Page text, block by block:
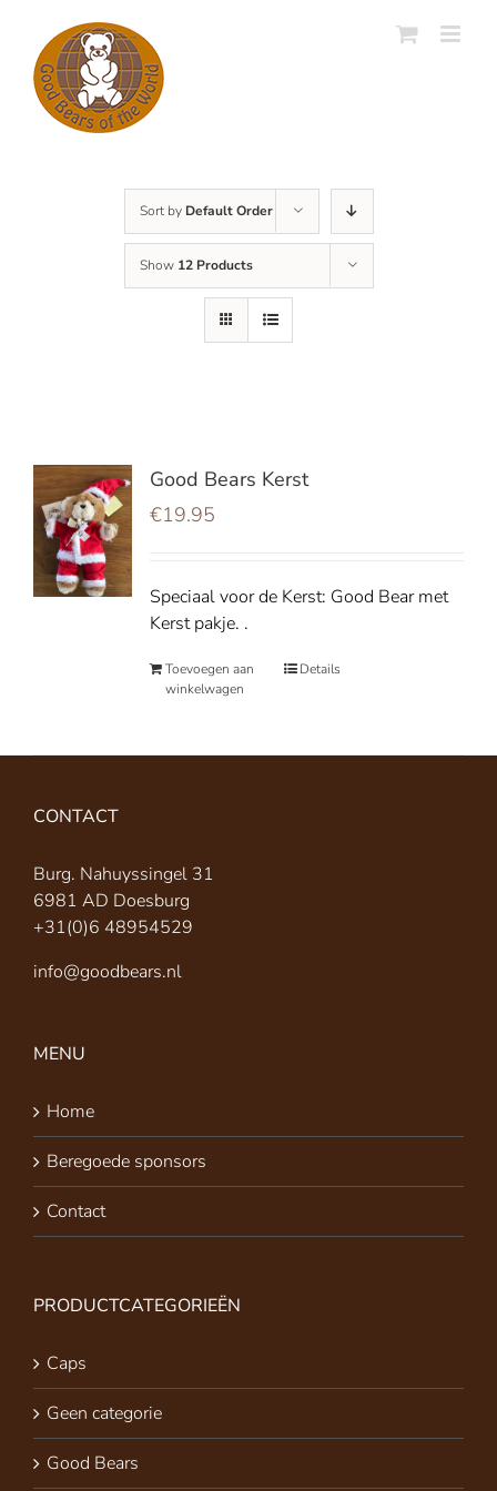
content
Sort by Default Order
Show 12 Products
Good Bears Kerst
€19.95
Speciaal voor de Kerst: Good Bear met
Kerst pakje. .
Toevoegen aan
winkelwagen
Details
CONTACT
Burg. Nahuyssingel 31
6981 AD Doesburg
+31(0)6 48954529
info@goodbears.nl
MENU
Home
Beregoede sponsors
Contact
PRODUCTCATEGORIEËN
Caps
Geen categorie
Good Bears